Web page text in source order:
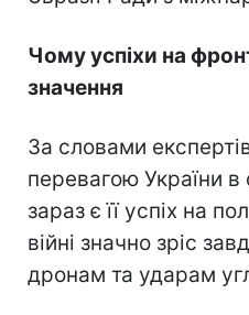
Чому успіхи на
значення
За словами
перевагою України
зараз є її успіх на
війні значно зріс
дронам та ударам